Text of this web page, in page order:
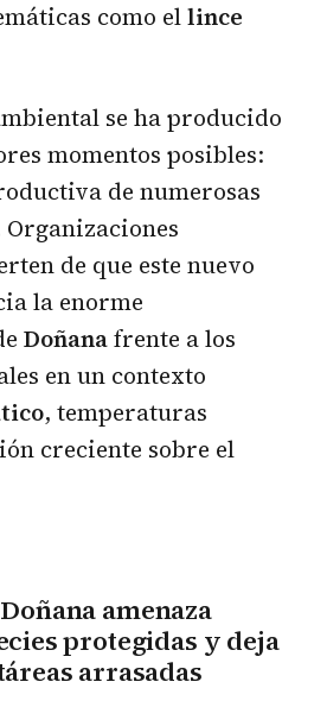
como ellince
se ha producido
momentos posibles:
de numerosas
de que este nuevo
la enorme
Doñanafrente a los
en un contexto
, temperaturas
creciente sobre el
amenaza
protegidas y deja
arrasadas